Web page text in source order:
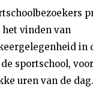
het vinden van
in
sportschool,
uren van de dag.